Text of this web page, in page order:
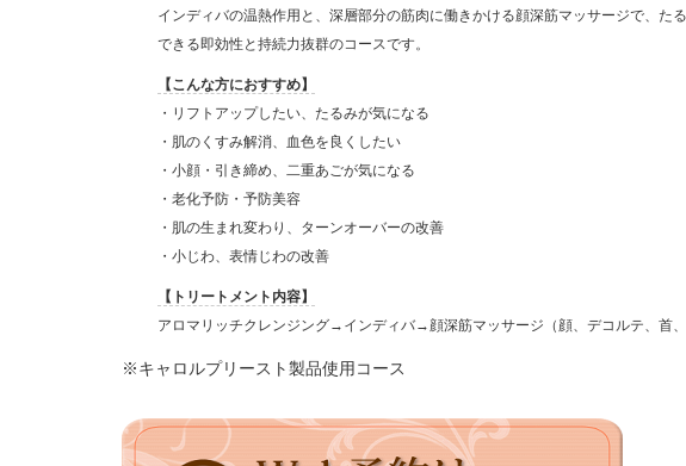
インディバの温熱作用と、深層部分の筋肉に働きかける顔深筋マッサージで、た
できる即効性と持続力抜群のコースです。
【こんな方におすすめ】
・リフトアップしたい、たるみが気になる
・肌のくすみ解消、血色を良くしたい
・小顔・引き締め、二重あごが気になる
・老化予防・予防美容
・肌の生まれ変わり、ターンオーバーの改善
・小じわ、表情じわの改善
【トリートメント内容】
アロマリッチクレンジング→インディバ→顔深筋マッサージ（顔、デコルテ、首
※キャロルプリースト製品使用コース